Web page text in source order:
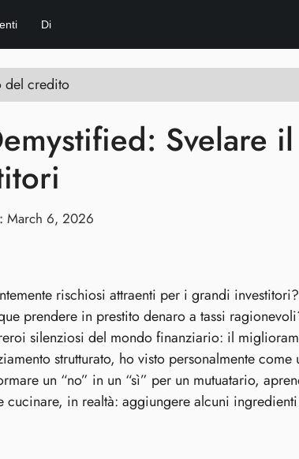
Di
del credito
Svelare
March 6, 2026
rischiosi attraenti per i grandi
prendere in prestito denaro a tassi
silenziosi del mondo finanziario: il
strutturato, ho visto personalmente come
un “no” in un “sì” per un mutuatario,
in realtà: aggiungere alcuni